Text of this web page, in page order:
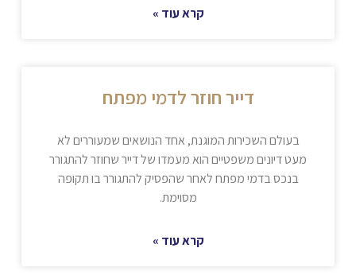
קרא עוד »
דייר חוזר לדמי מפתח
בעולם השכירות המוגנת, אחד הנושאים שמעוררים לא
מעט דיונים משפטיים הוא מעמדו של דייר שחוזר להתגורר
בנכס בדמי מפתח לאחר שהפסיק להתגורר בו תקופה
מסוימת.
קרא עוד »